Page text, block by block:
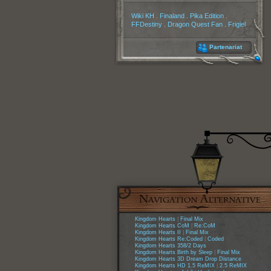
Wiki KH Finaland. Pika Edition.
FFDestiny. Dragon Quest Fan. Frigiel
Partenariat
Kingdom Hearts
Final Mix
Kingdom Hearts CoM
Re:CoM
Kingdom Hearts II
Final Mix
Kingdom Hearts Re:Coded
Coded
Kingdom Hearts 358/2 Days
Kingdom Hearts Birth by Sleep|
Final Mix
Kingdom Hearts 3D Dream Drop Distance
Kingdom Hearts HD 1.5 ReMIX| 2.5 ReMIX